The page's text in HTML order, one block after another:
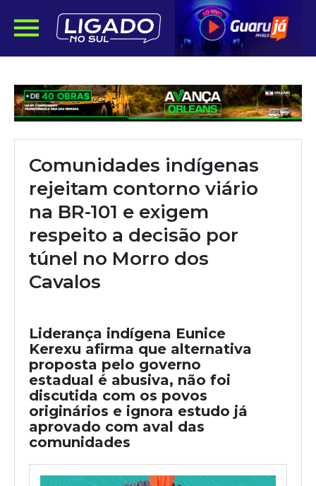
Comunidades indígenas
rejeitam contorno viário
na BR-101 e exigem
respeito a decisão por
túnel no Morro dos
Cavalos
Liderança indígena Eunice
Kerexu afirma que alternativa
proposta pelo governo
estadual é abusiva, não foi
discutida com os povos
originários e ignora estudo já
aprovado com aval das
comunidades